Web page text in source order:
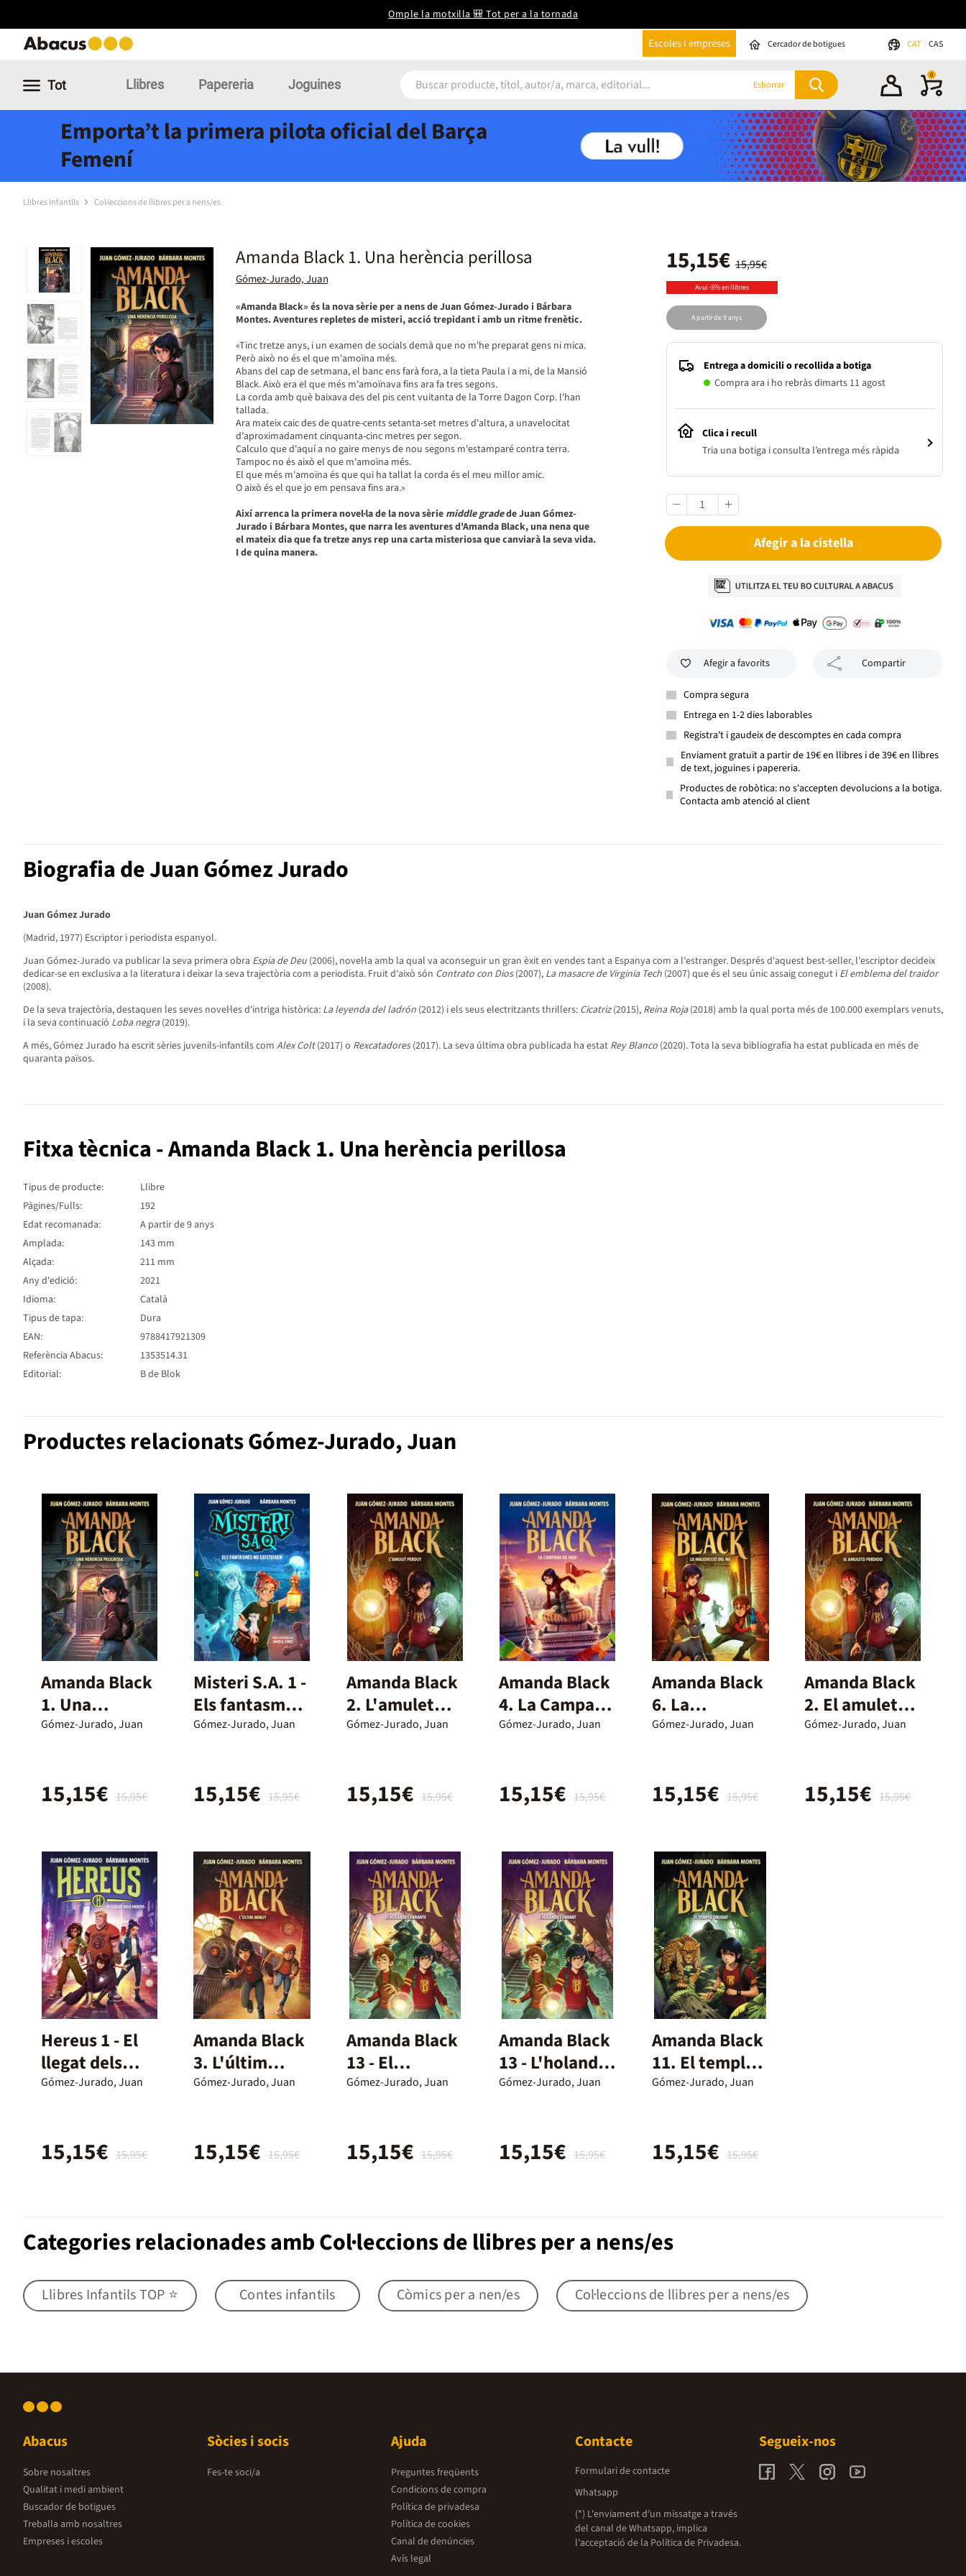
Omple la motxilla 🎒 Tot per a la tornada
Escoles i empreses Cercador de botigues CAT CAS
Tot Llibres Papereria Joguines Esborrar
0
Emporta’t la primera pilota oficial del Barça
Femení
Llibres Infantils Col·leccions de llibres per a nens/es
Amanda Black 1. Una herència perillosa
Gómez-Jurado, Juan
«Amanda Black» és la nova sèrie per a nens de Juan Gómez-Jurado i Bárbara
Montes. Aventures repletes de misteri, acció trepidant i amb un ritme frenètic.
«Tinc tretze anys, i un examen de socials demà que no m'he preparat gens ni mica.
Però això no és el que m'amoïna més.
Abans del cap de setmana, el banc ens farà fora, a la tieta Paula i a mi, de la Mansió
Black. Això era el que més m'amoïnava fins ara fa tres segons.
La corda amb què baixava des del pis cent vuitanta de la Torre Dagon Corp. l'han
tallada.
Ara mateix caic des de quatre-cents setanta-set metres d'altura, a unavelocitat
d'aproximadament cinquanta-cinc metres per segon.
Calculo que d'aquí a no gaire menys de nou segons m'estamparé contra terra.
Tampoc no és això el que m'amoïna més.
El que més m'amoïna és que qui ha tallat la corda és el meu millor amic.
O això és el que jo em pensava fins ara.»
Aixíarrenca la primera novel·la de la nova sèrie middle gradede Juan Gómez-
Jurado i Bárbara Montes, que narra les aventures d'Amanda Black, una nena que
el mateix dia que fa tretze anys rep una carta misteriosa que canviarà la seva vida.
I de quina manera.
15,95€
15,15€
Avui -5% en llibres
A partir de 9 anys
Entrega a domicili o recollida a botiga
Compra ara i ho rebràs dimarts 11 agost
Clica i recull
Tria una botiga i consulta l’entrega més ràpida
Afegir a la cistella
Afegir a favorits Compartir
Compra segura
Entrega en 1-2 dies laborables
Registra't i gaudeix de descomptes en cada compra
Enviament gratuït a partir de 19€ en llibres i de 39€ en llibres
de text, joguines i papereria.
Productes de robòtica: no s'accepten devolucions a la botiga.
Contacta amb atenció al client
Biografia de Juan Gómez Jurado
Juan Gómez Jurado
(Madrid, 1977) Escriptor i periodista espanyol.
Juan Gómez-Jurado va publicar la seva primera obra Espia de Deu (2006), novel·la amb la qual va aconseguir un gran èxit en vendes tant a Espanya com a l'estranger. Després d'aquest best-seller, l'escriptor decideix
dedicar-se en exclusiva a la literatura i deixar la seva trajectòria com a periodista. Fruit d'això són Contrato con Dios(2007), La masacre de Virginia Tech (2007) que és el seu únic assaig conegut i El emblema del traidor
(2008).
De la seva trajectòria, destaquen les seves novel·les d'intriga històrica: La leyenda del ladrón (2012) i els seus electritzants thrillers: Cicatriz(2015), Reina Roja(2018) amb la qual porta més de 100.000 exemplars venuts,
i la seva continuació Loba negra(2019).
A més, Gómez Jurado ha escrit sèries juvenils-infantils com Alex Colt(2017) o Rexcatadores(2017). La seva última obra publicada ha estat Rey Blanco (2020). Tota la seva bibliografia ha estat publicada en més de
quaranta països.
Fitxa tècnica - Amanda Black 1. Una herència perillosa
Tipus de producte:
Llibre
Pàgines/Fulls:
192
Edat recomanada:
A partir de 9 anys
Amplada:
143 mm
Alçada:
211 mm
Any d'edició:
2021
Idioma:
Català
Tipus de tapa:
Dura
EAN:
9788417921309
Referència Abacus:
1353514.31
Editorial:
B de Blok
Productes relacionats Gómez-Jurado, Juan
Amanda Black
1. Una
herencia
Gómez-Jurado, Juan
15,95€
15,15€
Misteri S.A. 1 -
Els fantasmes
no existeixen
Gómez-Jurado, Juan
15,95€
15,15€
Amanda Black
2. L'amulet
perdut
Gómez-Jurado, Juan
15,95€
15,15€
Amanda Black
4. La Campana
de Jade (Cat)
Gómez-Jurado, Juan
15,95€
15,15€
Amanda Black
6. La
Maledicció del
Gómez-Jurado, Juan
15,95€
15,15€
Amanda Black
2. El amuleto
perdido
Gómez-Jurado, Juan
15,95€
15,15€
Hereus 1 - El
llegat dels
herois
Gómez-Jurado, Juan
15,95€
15,15€
Amanda Black
3. L'últim
minut
Gómez-Jurado, Juan
15,95€
15,15€
Amanda Black
13 - El
holandés
Gómez-Jurado, Juan
15,95€
15,15€
Amanda Black
13 - L'holandès
errant
Gómez-Jurado, Juan
15,95€
15,15€
Amanda Black
11. El temple
oblidat
Gómez-Jurado, Juan
15,95€
15,15€
Categories relacionades amb Col·leccions de llibres per a nens/es
Llibres Infantils TOP ⭐ Contes infantils Còmics per a nen/es Col·leccions de llibres per a nens/es
Abacus
Sobre nosaltres
Qualitat i medi ambient
Buscador de botigues
Treballa amb nosaltres
Empreses i escoles
Sòcies i socis
Fes-te soci/a
Ajuda
Preguntes freqüents
Condicions de compra
Política de privadesa
Política de cookies
Canal de denúncies
Avís legal
Contacte
Formulari de contacte
Whatsapp
(*) L'enviament d’un missatge a través
del canal de Whatsapp, implica
l'acceptació de la Política de Privadesa.
Segueix-nos